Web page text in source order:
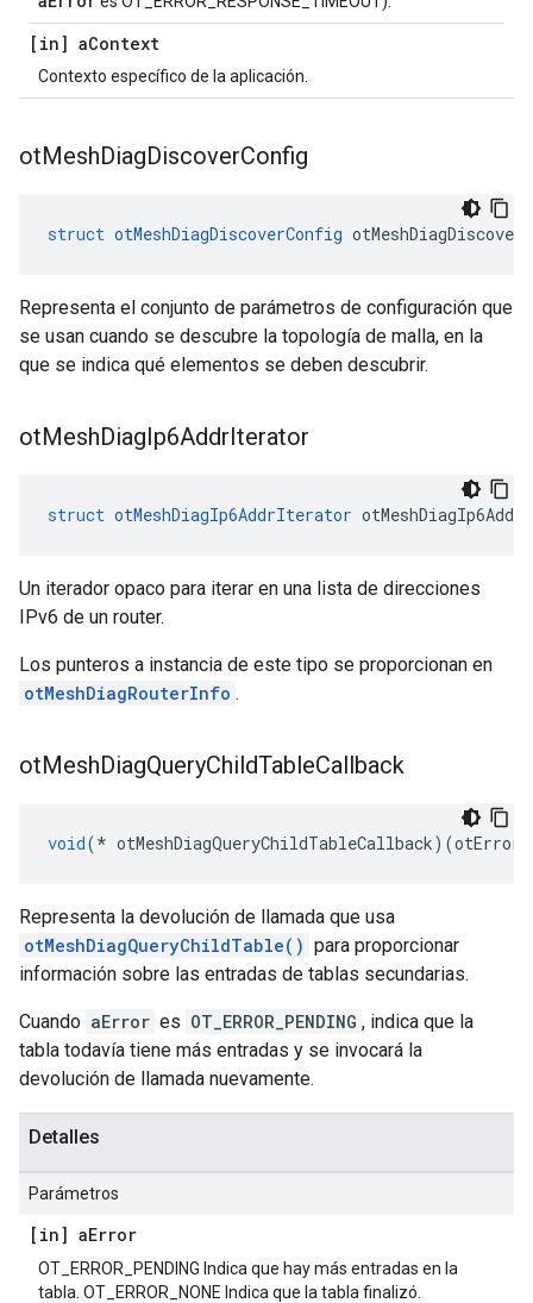
[in] aContext
Contexto específico de la aplicación.
otMeshDiagDiscoverConfig
struct otMeshDiagDiscoverConfig
Representa el conjunto de parámetros de configuración que
se usan cuando se descubre la topología de malla, en la
que se indica qué elementos se deben descubrir.
otMeshDiagIp6AddrIterator
struct otMeshDiagIp6AddrIterator
Un iterador opaco para iterar en una lista de direcciones
IPv6 de un router.
Los punteros a instancia de este tipo se proporcionan en
otMeshDiagRouterInfo .
otMeshDiagQueryChildTableCallback
void(* otMeshDiagQueryChildTableCallback)(otError
Representa la devolución de llamada que usa
otMeshDiagQueryChildTable() para proporcionar
información sobre las entradas de tablas secundarias.
Cuando aError es OT_ERROR_PENDING , indica que la
tabla todavía tiene más entradas y se invocará la
devolución de llamada nuevamente.
Detalles
Parámetros
[in] aError
OT_ERROR_PENDING Indica que hay más entradas en la
tabla. OT_ERROR_NONE Indica que la tabla finalizó.